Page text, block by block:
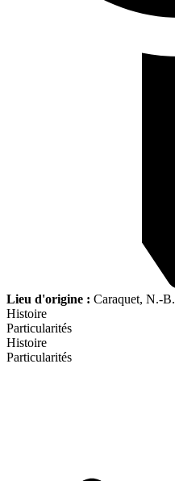
Lieu d'origine : Caraquet, N.-B.
Histoire
Particularités
Histoire
Particularités